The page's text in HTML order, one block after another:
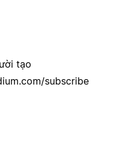
tạo
subscribe